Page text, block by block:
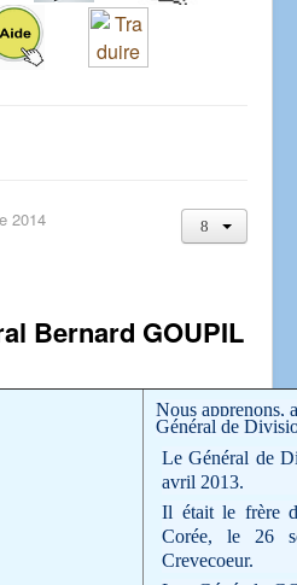
2014
Bernard GOUPIL
Nous apprenons,
Général de
Le Général de
avril 2013.
Il était le frère
Corée, le 26
Crevecoeur.